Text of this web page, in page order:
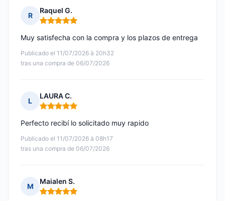
R
Raquel G.
Nota: 5 de 5
Publicado el 11/07/2026 à 20h32
tras una compra de 06/07/2026
Muy satisfecha con la compra y los plazos de entrega
L
LAURA C.
Nota: 5 de 5
Publicado el 11/07/2026 à 08h17
tras una compra de 06/07/2026
Perfecto recibí lo solicitado muy rapido
M
Maialen S.
Nota: 5 de 5